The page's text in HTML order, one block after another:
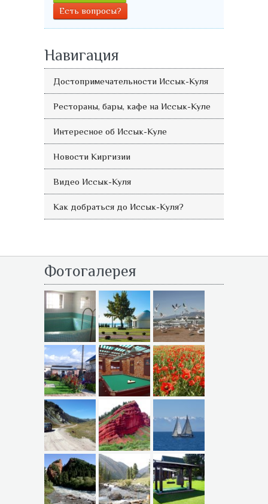
Есть вопросы?
Навигация
Достопримечательности Иссык-Куля
Рестораны, бары, кафе на Иссык-Куле
Интересное об Иссык-Куле
Новости Киргизии
Видео Иссык-Куля
Как добраться до Иссык-Куля?
Фотогалерея